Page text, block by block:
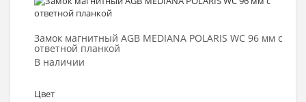
Замок магнитный AGB MEDIANA POLARIS WC 96 мм с
ответной планкой
В наличии
Цвет
Выбрать >